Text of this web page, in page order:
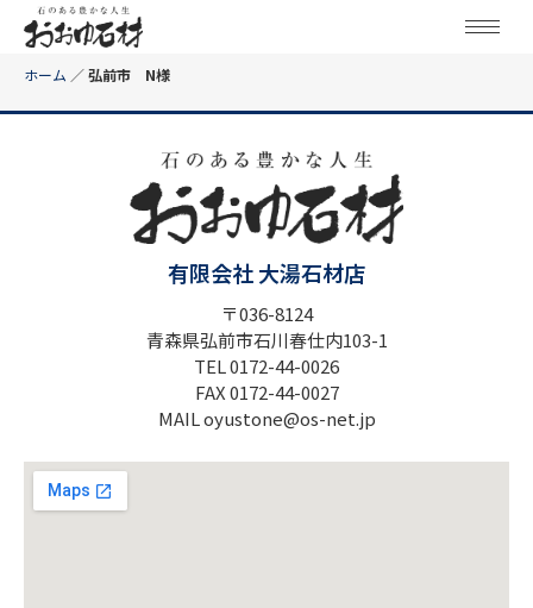
ホーム ／弘前市 N様
有限会社 大湯石材店
〒036-8124
青森県弘前市石川春仕内103-1
TEL 0172-44-0026
FAX 0172-44-0027
MAIL oyustone@os-net.jp